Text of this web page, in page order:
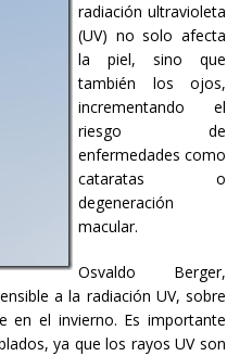
radiación ultravioleta
(UV) no solo afecta
la piel, sino que
también los ojos,
incrementando el
riesgo de
enfermedades como
cataratas o
degeneración
macular.
Osvaldo Berger,
a la radiación UV, sobre
en el invierno. Es importante
ya que los rayos UV son